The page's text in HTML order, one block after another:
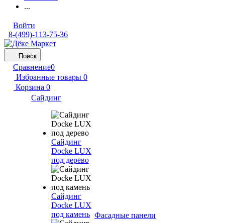
...
Войти
8-(499)-113-75-36
Поиск
Сравнение0
Избранные товары 0
Корзина 0
Сайдинг
Сайдинг
Docke LUX
под дерево
Сайдинг
Docke LUX
под камень Фасадные панели